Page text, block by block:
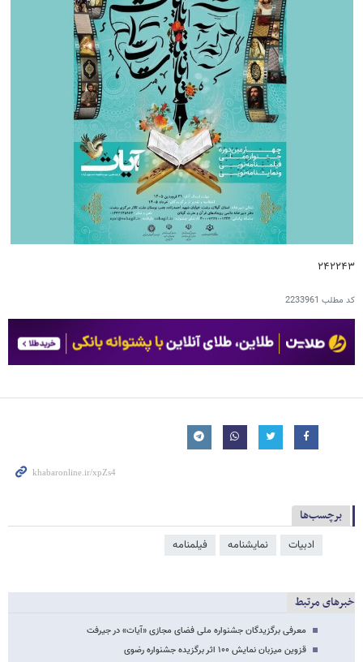
۲۴۲۲۴۳
کد مطلب 2233961
برچسب‌ها
ادبیات نمایشنامه فیلمنامه
خبرهای مرتبط
معرفی برگزیدگان جشنواره ملی فضای مجازی «آیات» در جیرفت
قزوین میزبان نمایش ۱۰۰ اثر برگزیده جشنواره رضوی